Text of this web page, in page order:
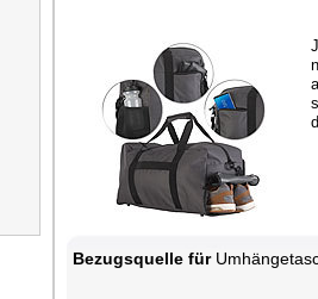
Bezugsquelle für